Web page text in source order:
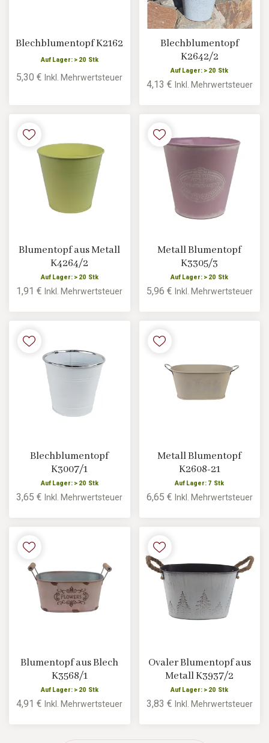
Blechblumentopf K2162
Auf Lager: > 20 Stk
5,30 €Inkl. Mehrwertsteuer
Blechblumentopf
K2642/2
Auf Lager: > 20 Stk
4,13 € Inkl. Mehrwertsteuer
Blumentopf aus Metall
K4264/2
Auf Lager: > 20 Stk
1,91 €Inkl. Mehrwertsteuer
Metall Blumentopf
K3305/3
Auf Lager: > 20 Stk
5,96 € Inkl. Mehrwertsteuer
Blechblumentopf
K3007/1
Auf Lager: > 20 Stk
3,65 €Inkl. Mehrwertsteuer
Metall Blumentopf
K2608-21
Auf Lager: 7 Stk
6,65 € Inkl. Mehrwertsteuer
Blumentopf aus Blech
K3568/1
Auf Lager: > 20 Stk
4,91 €Inkl. Mehrwertsteuer
Ovaler Blumentopf aus
Metall K3937/2
Auf Lager: > 20 Stk
3,83 € Inkl. Mehrwertsteuer